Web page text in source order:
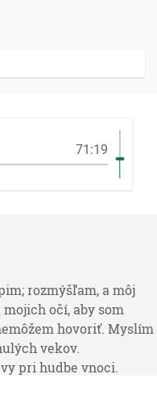
71:19
rozmýšľam, a môj
očí, aby som
hovoriť. Myslím
vekov.
pri hudbe vnoci.